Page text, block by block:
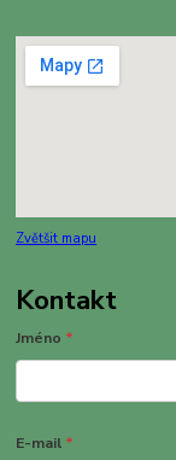
Zvětšit mapu
Kontakt
Jméno *
E-mail *